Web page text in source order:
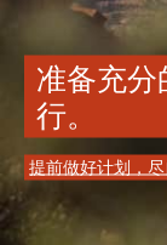
准备充分
行。
提前做好计划，尽